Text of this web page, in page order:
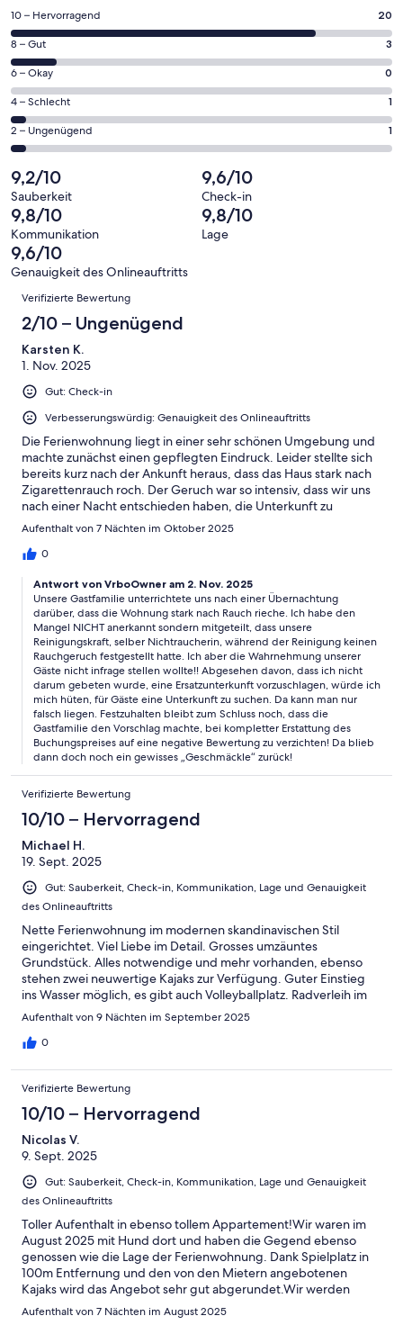
einem
neuen
Fenster
geöffnet
20
von
insgesamt
25
Gästebewertungen
haben
eine
Bewertung
von
10
-
Hervorragend
10 – Hervorragend 20
3
von
insgesamt
25
Gästebewertungen
haben
Bewertung
von
8
-
Gut
8 – Gut 3
0
von
insgesamt
25
Gästebewertungen
haben
eine
Bewertung
von
6
-
Okay
6 – Okay 0
1
von
insgesamt
Gästebewertungen
haben
eine
Bewertung
von
4
4 – Schlecht 1
1
von
insgesamt
25
Gästebewertungen
haben
eine
Bewertung
2 – Ungenügend 1
9,2/10
Sauberkeit
9,6/10
Check-in
9,8/10
Kommunikation
9,8/10
Lage
9,6/10
Genauigkeit des Onlineauftritts
Bewertungen
Verifizierte Bewertung
2/10 – Ungenügend
Karsten K.
1. Nov. 2025
Gut: Check-in
Verbesserungswürdig: Genauigkeit des Onlineauftritts
Die Ferienwohnung liegt in einer sehr schönen Umgebung und
machte zunächst einen gepflegten Eindruck. Leider stellte sich
bereits kurz nach der Ankunft heraus, dass das Haus stark nach
Zigarettenrauch roch. Der Geruch war so intensiv, dass wir uns
nach einer Nacht entschieden haben, die Unterkunft zu
verlassen.Die Vermieterin zeigte sich am Telefon freundlich und
erhielten wir keine Unterstützung bei der Suche nach einer
hat. Wir mussten kurzfristig selbst eine neue Wohnung
organisieren, was mit deutlich höheren Kosten für uns
verbunden war. Besonders schade ist das, weil die Wohnung
mit ihrer Lage und Ausstattung eigentlich viel Potenzial hätte. In
dieser Form war sie für uns jedoch leider nicht bewohnbar – und
das war eine große Enttäuschung gleich zu Beginn unseres
Urlaubs.
Aufenthalt von 7 Nächten im Oktober 2025
0
Antwort von VrboOwner am 2. Nov. 2025
Unsere Gastfamilie unterrichtete uns nach einer Übernachtung
darüber, dass die Wohnung stark nach Rauch rieche. Ich habe den
Mangel NICHT anerkannt sondern mitgeteilt, dass unsere
Reinigungskraft, selber Nichtraucherin, während der Reinigung keinen
Rauchgeruch festgestellt hatte. Ich aber die Wahrnehmung unserer
Gäste nicht infrage stellen wollte!! Abgesehen davon, dass ich nicht
darum gebeten wurde, eine Ersatzunterkunft vorzuschlagen, würde ich
mich hüten, für Gäste eine Unterkunft zu suchen. Da kann man nur
falsch liegen. Festzuhalten bleibt zum Schluss noch, dass die
Gastfamilie den Vorschlag machte, bei kompletter Erstattung des
Buchungspreises auf eine negative Bewertung zu verzichten! Da blieb
dann doch noch ein gewisses „Geschmäckle“ zurück!
Verifizierte Bewertung
10/10 – Hervorragend
Michael H.
19. Sept. 2025
Gut: Sauberkeit, Check-in, Kommunikation, Lage und Genauigkeit
des Onlineauftritts
Nette Ferienwohnung im modernen skandinavischen Stil
eingerichtet. Viel Liebe im Detail. Grosses umzäuntes
Grundstück. Alles notwendige und mehr vorhanden, ebenso
stehen zwei neuwertige Kajaks zur Verfügung. Guter Einstieg
ins Wasser möglich, es gibt auch Volleyballplatz. Radverleih im
Ort, dort gibt es auch kleinen Supermarkt. Hervorragende
Aufenthalt von 9 Nächten im September 2025
0
Verifizierte Bewertung
10/10 – Hervorragend
Nicolas V.
9. Sept. 2025
Gut: Sauberkeit, Check-in, Kommunikation, Lage und Genauigkeit
des Onlineauftritts
Toller Aufenthalt in ebenso tollem Appartement!Wir waren im
August 2025 mit Hund dort und haben die Gegend ebenso
genossen wie die Lage der Ferienwohnung. Dank Spielplatz in
100m Entfernung und den von den Mietern angebotenen
Kajaks wird das Angebot sehr gut abgerundet.Wir werden
garantiert wieder kommen ;-)
Aufenthalt von 7 Nächten im August 2025